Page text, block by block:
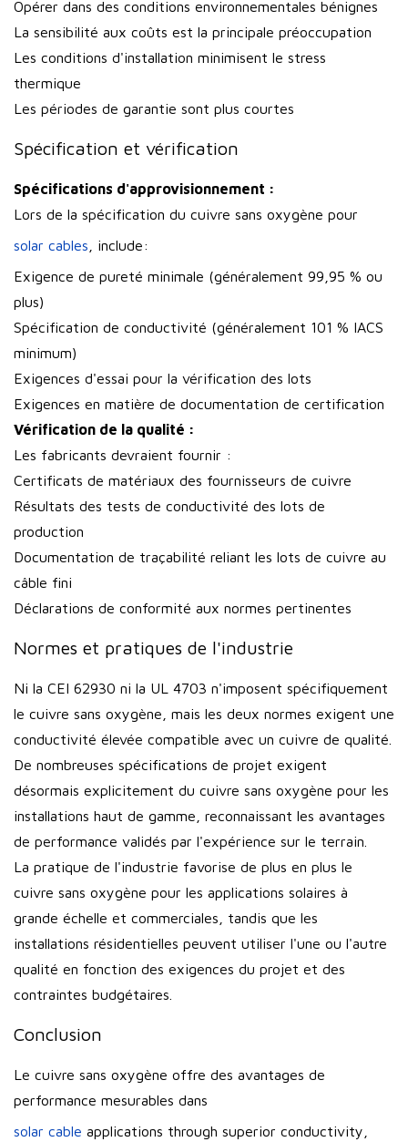
Opérer dans des conditions environnementales bénignes
La sensibilité aux coûts est la principale préoccupation
Les conditions d'installation minimisent le stress
thermique
Les périodes de garantie sont plus courtes
Spécification et vérification
Spécifications d'approvisionnement :
Lors de la spécification du cuivre sans oxygène pour
solar cables , include:
Exigence de pureté minimale (généralement 99,95 % ou
plus)
Spécification de conductivité (généralement 101 % IACS
minimum)
Exigences d'essai pour la vérification des lots
Exigences en matière de documentation de certification
Vérification de la qualité :
Les fabricants devraient fournir :
Certificats de matériaux des fournisseurs de cuivre
Résultats des tests de conductivité des lots de
production
Documentation de traçabilité reliant les lots de cuivre au
câble fini
Déclarations de conformité aux normes pertinentes
Normes et pratiques de l'industrie
Ni la CEI 62930 ni la UL 4703 n'imposent spécifiquement
le cuivre sans oxygène, mais les deux normes exigent une
conductivité élevée compatible avec un cuivre de qualité.
De nombreuses spécifications de projet exigent
désormais explicitement du cuivre sans oxygène pour les
installations haut de gamme, reconnaissant les avantages
de performance validés par l'expérience sur le terrain.
La pratique de l'industrie favorise de plus en plus le
cuivre sans oxygène pour les applications solaires à
grande échelle et commerciales, tandis que les
installations résidentielles peuvent utiliser l'une ou l'autre
qualité en fonction des exigences du projet et des
contraintes budgétaires.
Conclusion
Le cuivre sans oxygène offre des avantages de
performance mesurables dans
solar cable applications through superior conductivity,